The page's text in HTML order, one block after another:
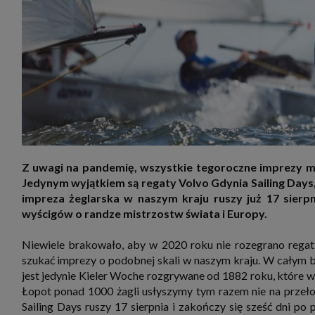
2.
3. Za
móc
Cię to
zgody
celów.
Na
Z uwagi na pandemię, wszystkie tegoroczne imprezy
Jedynym wyjątkiem są regaty Volvo Gdynia Sailing
impreza żeglarska w naszym kraju ruszy już 17
wyścigów o randze mistrzostw świata i Europy.
Niewiele brakowało, aby w 2020 roku nie rozegrano
szukać imprezy o podobnej skali w naszym kraju. W
jest jedynie Kieler Woche rozgrywane od 1882 roku, które
Łopot ponad 1000 żagli usłyszymy tym razem nie na
Sailing Days ruszy 17 sierpnia i zakończy się sześć dni